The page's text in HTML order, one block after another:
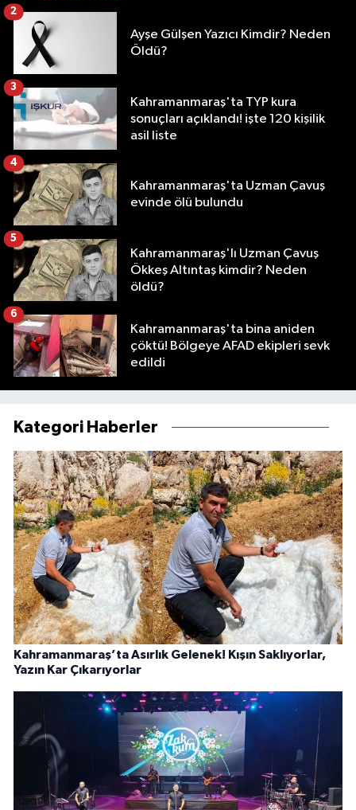
Ayşe Gülşen Yazıcı Kimdir? Neden
Öldü?
2
Kahramanmaraş'ta TYP kura
sonuçları açıklandı! işte 120 kişilik
asil liste
3
Kahramanmaraş'ta Uzman Çavuş
evinde ölü bulundu
4
Kahramanmaraş'lı Uzman Çavuş
Ökkeş Altıntaş kimdir? Neden
öldü?
5
Kahramanmaraş'ta bina aniden
çöktü! Bölgeye AFAD ekipleri sevk
edildi
6
Kategori Haberler
Kahramanmaraş’ta Asırlık Gelenek! Kışın Saklıyorlar,
Yazın Kar Çıkarıyorlar